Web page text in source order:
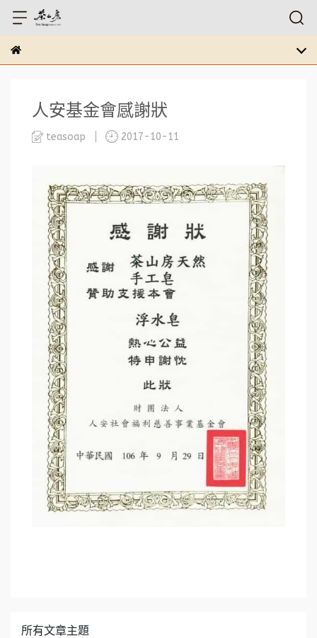
人安基金會感謝狀
teasoap 2017-10-11
所有文章主題